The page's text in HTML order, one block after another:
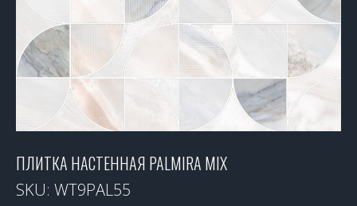
ПЛИТКА НАСТЕННАЯ PALMIRA MIX
SKU: WT9PAL55